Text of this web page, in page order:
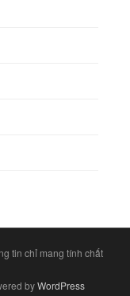
tin chỉ mang tính chất
byWordPress